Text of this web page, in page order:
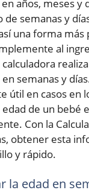
años, meses y
semanas y
una forma más
al
semanas y
útil en casos en
de un bebé
Con la
obtener esta
y rápido.
la edad en